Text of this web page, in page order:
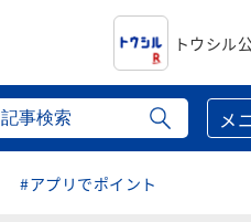
トウシル
メ
#アプリでポイント